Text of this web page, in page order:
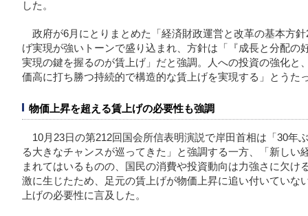
した。
政府が6月にとりまとめた「経済財政運営と改革の基本方
げ実現が強いトーンで盛り込まれ、方針は「『成長と分配の
実現の鍵を握るのが賃上げ」だと強調。人への投資の強化と
価高に打ち勝つ持続的で構造的な賃上げを実現する」とうた
物価上昇を超える賃上げの必要性も強調
10月23日の第212回国会所信表明演説で岸田首相は「30年
る大きなチャンスが巡ってきた」と強調する一方、「新しい
まれてはいるものの、国民の消費や投資動向は力強さに欠け
激に生じたため、足元の賃上げが物価上昇に追い付いていな
上げの必要性に言及した。